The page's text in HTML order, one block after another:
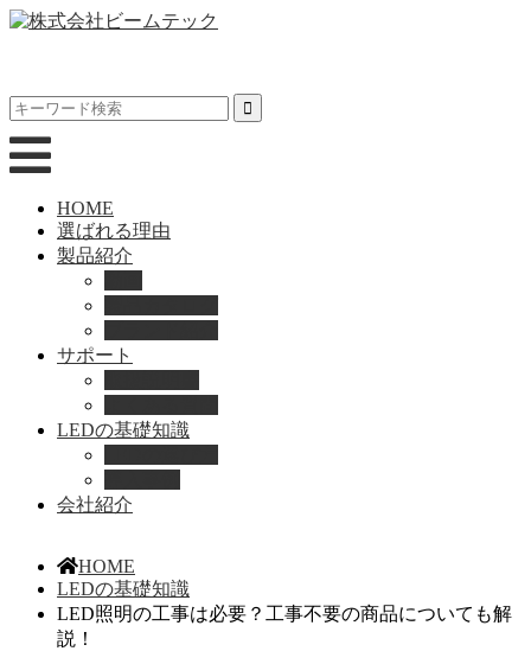
HOME
選ばれる理由
製品紹介
サポート
LEDの基礎知識
会社紹介
HOME
LEDの基礎知識
LED照明の工事は必要？工事不要の商品についても解
説！